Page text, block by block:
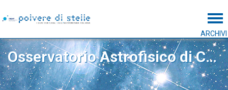
ARCHIVI
Osservatorio Astrofisico di Catania